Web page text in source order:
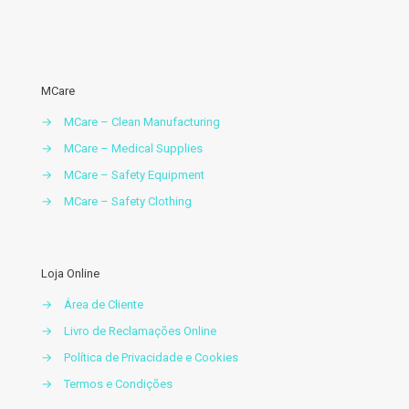
MCare
→
MCare – Clean Manufacturing
→
MCare – Medical Supplies
→
MCare – Safety Equipment
→
MCare – Safety Clothing
Loja Online
→
Área de Cliente
→
Livro de Reclamações Online
→
Política de Privacidade e Cookies
→
Termos e Condições